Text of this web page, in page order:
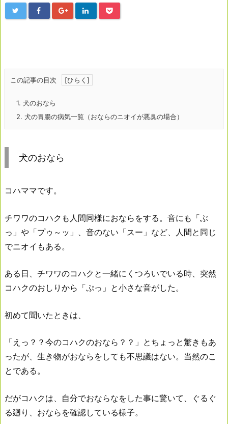
この記事の目次
1. 犬のおなら
2. 犬の胃腸の病気一覧（おならのニオイが悪臭の場合）
犬のおなら
コハママです。
チワワのコハクも人間同様におならをする。音にも「ぶ
っ」や「プゥ～ッ」、音のない「スー」など、人間と同じ
でニオイもある。
ある日、チワワのコハクと一緒にくつろいでいる時、突然
コハクのおしりから「ぷっ」と小さな音がした。
初めて聞いたときは、
「えっ？？今のコハクのおなら？？」とちょっと驚きもあ
ったが、生き物がおならをしても不思議はない。当然のこ
とである。
だがコハクは、自分でおならなをした事に驚いて、ぐるぐ
る廻り、おならを確認している様子。